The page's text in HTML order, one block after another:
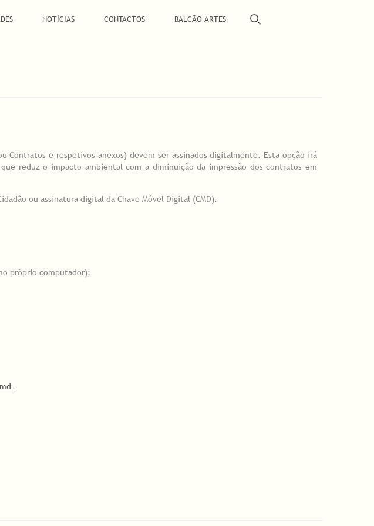
NOTÍCIAS CONTACTOS BALCÃO ARTES
Contratos e respetivos anexos) devem ser assinados digitalmente. Esta opção irá
reduz o impacto ambiental com a diminuição da impressão dos contratos em
ou assinatura digital da Chave Móvel Digital (CMD).
próprio computador);